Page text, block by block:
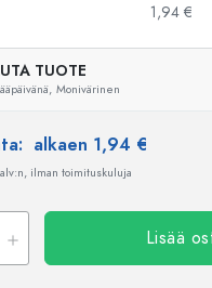
1,94 €
TUOTE
Monivärinen
alkaen 1,94 €
ilman toimituskuluja
Lisää